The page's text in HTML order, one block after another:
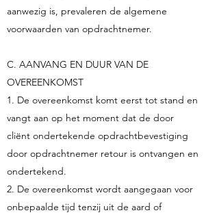
aanwezig is, prevaleren de algemene
voorwaarden van opdrachtnemer.
C. AANVANG EN DUUR VAN DE
OVEREENKOMST
1. De overeenkomst komt eerst tot stand en
vangt aan op het moment dat de door
cliënt ondertekende opdrachtbevestiging
door opdrachtnemer retour is ontvangen en
ondertekend.
2. De overeenkomst wordt aangegaan voor
onbepaalde tijd tenzij uit de aard of